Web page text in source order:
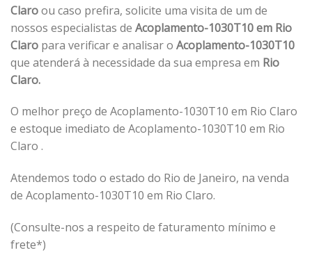
Claroou caso prefira, solicite uma visita de um de
nossos especialistas de Acoplamento-1030T10 em Rio
Claro para verificar e analisar o Acoplamento-1030T10
que atenderá à necessidade da sua empresa em Rio
Claro.
O melhor preço de Acoplamento-1030T10 em Rio Claro
e estoque imediato de Acoplamento-1030T10 em Rio
Claro .
Atendemos todo o estado do Rio de Janeiro, na venda
de Acoplamento-1030T10 em Rio Claro.
(Consulte-nos a respeito de faturamento mínimo e
frete*)